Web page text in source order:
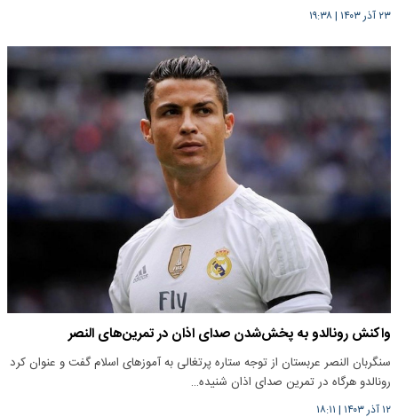
۲۳ آذر ۱۴۰۳ |۱۹:۳۸
واکنش رونالدو به پخش‌شدن صدای اذان در تمرین‌های النصر
سنگربان النصر عربستان از توجه ستاره پرتغالی به آموزهای اسلام گفت و عنوان کرد
رونالدو هرگاه در تمرین صدای اذان شنیده…
۱۲ آذر ۱۴۰۳ | ۱۸:۱۱